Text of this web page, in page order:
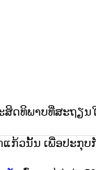
ສິດທິພາບທີ່ສະຖຽ
ວນັ້ນ ເພື່ອປະກຸບກັ